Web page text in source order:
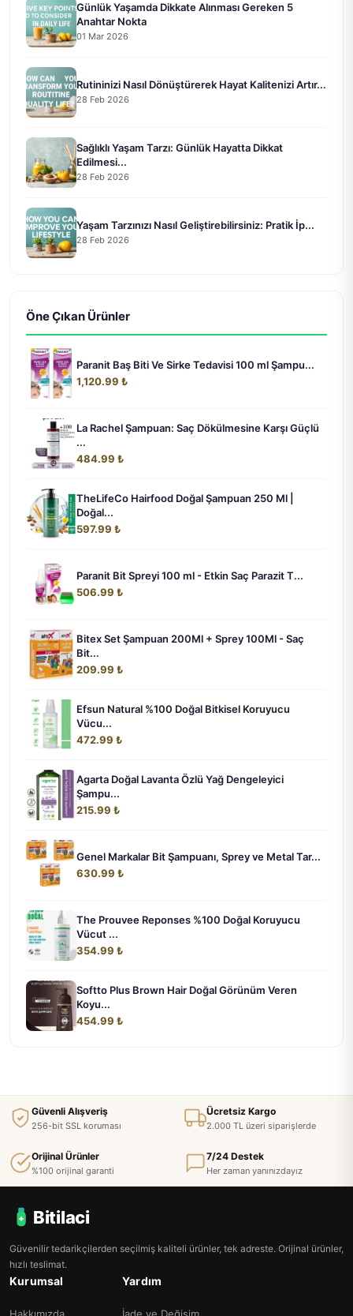
Günlük Yaşamda Dikkate Alınması Gereken 5
Anahtar Nokta
01 Mar 2026
Rutininizi Nasıl Dönüştürerek Hayat Kalitenizi Artır...
28 Feb 2026
Sağlıklı Yaşam Tarzı: Günlük Hayatta Dikkat
Edilmesi...
28 Feb 2026
Yaşam Tarzınızı Nasıl Geliştirebilirsiniz: Pratik İp...
28 Feb 2026
Öne Çıkan Ürünler
Paranit Baş Biti Ve Sirke Tedavisi 100 ml Şampu...
1,120.99 ₺
La Rachel Şampuan: Saç Dökülmesine Karşı Güçlü
...
484.99 ₺
TheLifeCo Hairfood Doğal Şampuan 250 Ml |
Doğal...
597.99 ₺
Paranit Bit Spreyi 100 ml - Etkin Saç Parazit T...
506.99 ₺
Bitex Set Şampuan 200Ml + Sprey 100Ml - Saç
Bit...
209.99 ₺
Efsun Natural %100 Doğal Bitkisel Koruyucu
Vücu...
472.99 ₺
Agarta Doğal Lavanta Özlü Yağ Dengeleyici
Şampu...
215.99 ₺
Genel Markalar Bit Şampuanı, Sprey ve Metal Tar...
630.99 ₺
The Prouvee Reponses %100 Doğal Koruyucu
Vücut ...
354.99 ₺
Softto Plus Brown Hair Doğal Görünüm Veren
Koyu...
454.99 ₺
Güvenli Alışveriş
256-bit SSL koruması
Ücretsiz Kargo
2.000 TL üzeri siparişlerde
Orijinal Ürünler
%100 orijinal garanti
7/24 Destek
Her zaman yanınızdayız
Bitilaci
Güvenilir tedarikçilerden seçilmiş kaliteli ürünler, tek adreste. Orijinal ürünler,
hızlı teslimat.
Kurumsal Yardım